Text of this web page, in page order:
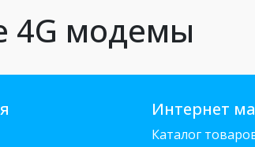
4G модемы
Интернет
Каталог